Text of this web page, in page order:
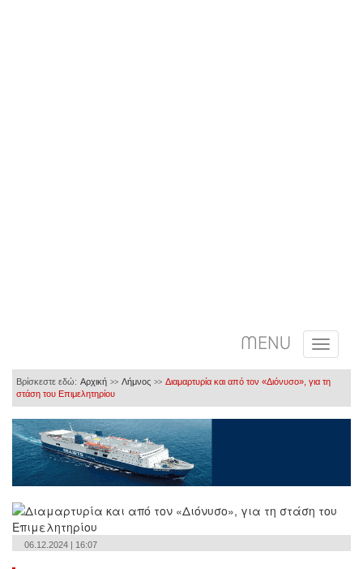
MENU
Βρίσκεστε εδώ: Αρχική >> Λήμνος >> Διαμαρτυρία και από τον «Διόνυσο», για τη
στάση του Επιμελητηρίου
06.12.2024 | 16:07